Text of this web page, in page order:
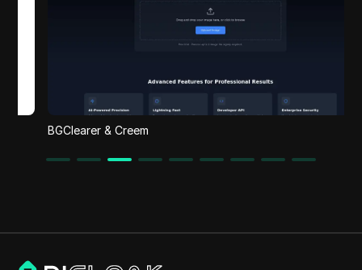
BGClearer & Creem